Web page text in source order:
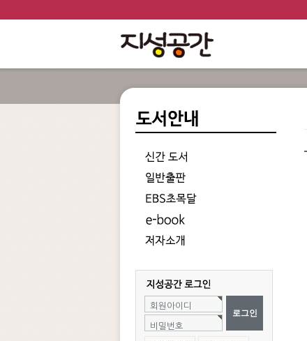
회원아이디
비밀번호